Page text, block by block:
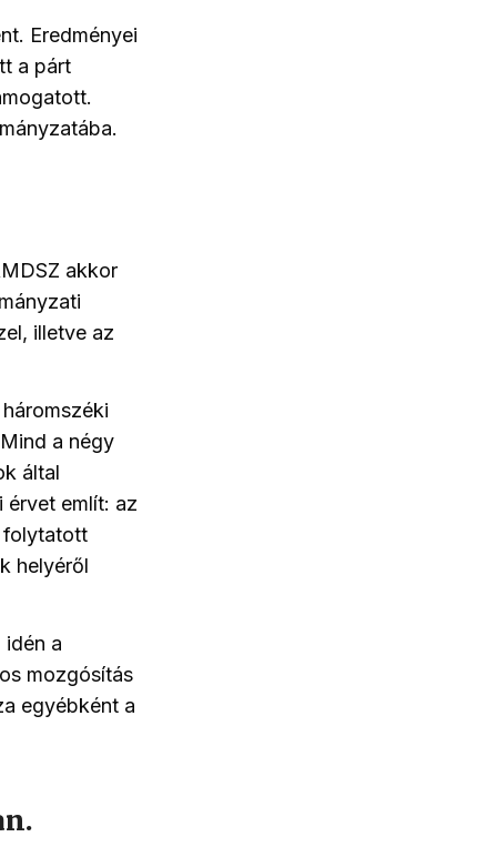
Eredményei
a párt
akkor
illetve az
a négy
által
érvet említ: az
folytatott
helyéről
a
mozgósítás
egyébként a